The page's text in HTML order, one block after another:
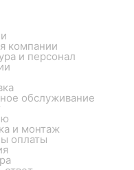
компании
и персонал
обслуживание
и монтаж
оплаты